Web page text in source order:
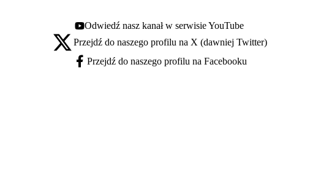
Youtube - otwiera się w nowej karcie
Odwiedź nasz kanał w serwisie YouTube
X - otwiera się w nowej karcie
Przejdź do naszego profilu na X (dawniej Twitter)
Facebook - otwiera się w nowej karcie
Przejdź do naszego profilu na Facebooku